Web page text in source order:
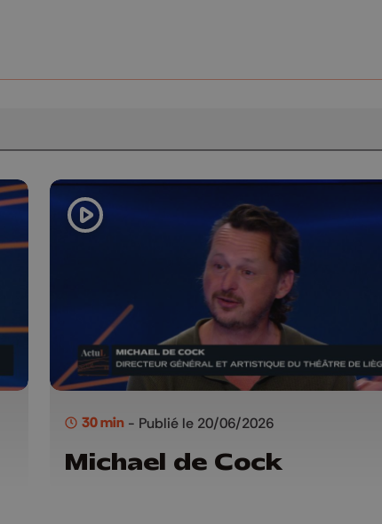
30 min - Publié le 20/06/2026
Michael de Cock